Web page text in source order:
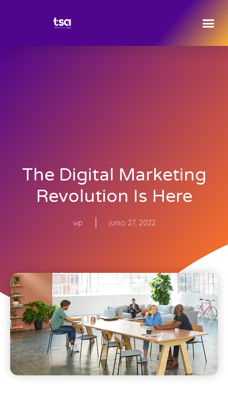
The Digital Marketing
Revolution Is Here
wp junio 27, 2022